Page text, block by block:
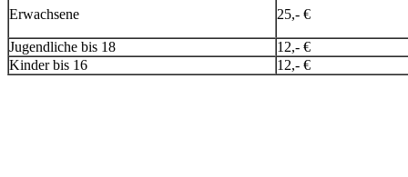
Erwachsene 25,- €
Jugendliche bis 18
12,- €
Kinder bis 16
12,- €